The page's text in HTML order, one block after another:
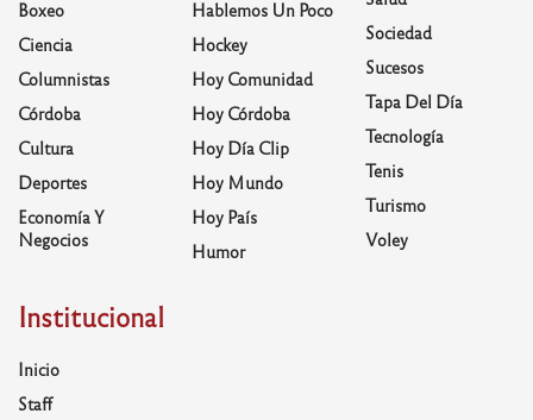
Boxeo
Ciencia
Columnistas
Córdoba
Cultura
Deportes
Economía Y
Negocios
Hablemos Un Poco
Hockey
Hoy Comunidad
Hoy Córdoba
Hoy Día Clip
Hoy Mundo
Hoy País
Humor
Sociedad
Sucesos
Tapa Del Día
Tecnología
Tenis
Turismo
Voley
Institucional
Inicio
Staff